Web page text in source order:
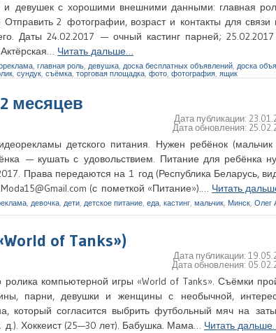
и девушек с хорошими внешними данными: главная
2 фотографии, возраст и контакты для связи
Даты 24.02.2017 — очный кастинг парней;
Читать дальше…
, главная роль, девушка, доска бесплатных объявлений, доска
, сундук, съёмка, торговая площадка, фото, фотография, ящик
месяцев
Дата публикации:
Дата обновления:
детского питания. Нужен ребёнок (мальчик
— кушать с удовольствием. Питание для ребёнка
Права передаются на 1 год (Республика Беларусь,
(с пометкой «Питание»).… Читать
, девочка, дети, детское питание, еда, кастинг, мальчик, Минск, Олег
of Tanks»)
Дата публикации:
Дата обновления:
компьютерной игры «World of Tanks». Съёмки
парни, девушки и женщины с необычной,
согласится выбрить футбольный мяч на
Хоккеист (25—30 лет). Бабушка. Мама… Читать